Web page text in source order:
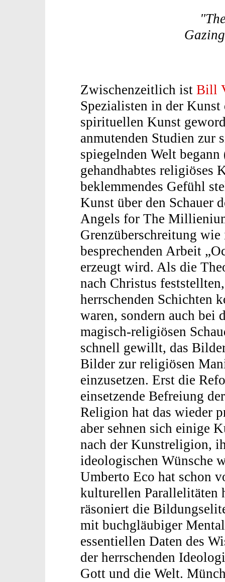
Zwischenzeitlich ist Bill
Spezialisten in der
spirituellen Kunst
anmutenden Studien zur
spiegelnden Welt
gehandhabtes religiöses
beklemmendes Gefühl
Kunst über den Schauer
Angels for The
Grenzüberschreitung
besprechenden Arbeit
erzeugt wird. Als die
nach Christus
herrschenden Schichten
waren, sondern auch bei
magisch-religiösen
schnell gewillt, das
Bilder zur religiösen
einzusetzen. Erst die
einsetzende Befreiung
Religion hat das wieder
aber sehnen sich einige
nach der Kunstreligion,
ideologischen Wünsche
Umberto Eco hat schon
kulturellen Parallelitäten
räsoniert die
mit buchgläubiger
essentiellen Daten des
der herrschenden
Gott und die Welt.